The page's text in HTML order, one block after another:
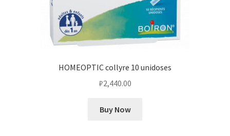
HOMEOPTIC collyre 10 unidoses
₽2,440.00
Buy Now